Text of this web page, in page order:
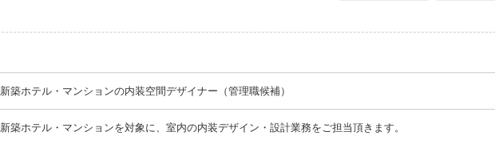
新築ホテル・マンションの内装空間デザイナー（管理職候補）
新築ホテル・マンションを対象に、室内の内装デザイン・設計業務をご担当頂きます。